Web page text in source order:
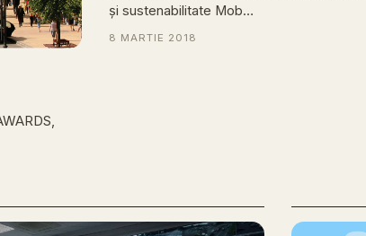
și sustenabilitate Mob…
8 MARTIE 2018